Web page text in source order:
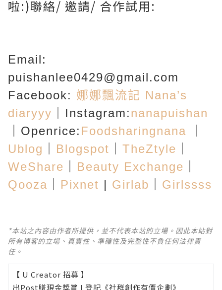
啦:)聯絡/ 邀請/ 合作試用:
Email:
puishanlee0429@gmail.com
Facebook: 娜娜飄流記 Nana’s
diaryyy ｜Instagram:nanapuishan
｜Openrice: Foodsharingnana
Ublog
Blogspot TheZtyle
WeShare
Beauty Exchange
Qooza
Pixnet | Girlab Girlssss
*本站之內容由作者所提供，並不代表本站的立場。因此本站對
所有博客的立場、真實性、準確性及完整性不負任何法律責
任。
【 U Creator 招募 】
出Post賺現金獎賞 l 登記《社群創作有價企劃》